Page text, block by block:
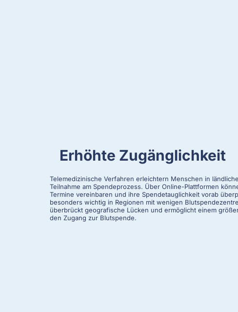
Erhöhte Zugänglichkeit
Telemedizinische Verfahren erleichtern Menschen in
Teilnahme am Spendeprozess. Über Online-Plattformen
Termine vereinbaren und ihre Spendetauglichkeit vorab
besonders wichtig in Regionen mit wenigen
überbrückt geografische Lücken und ermöglicht einem
den Zugang zur Blutspende.